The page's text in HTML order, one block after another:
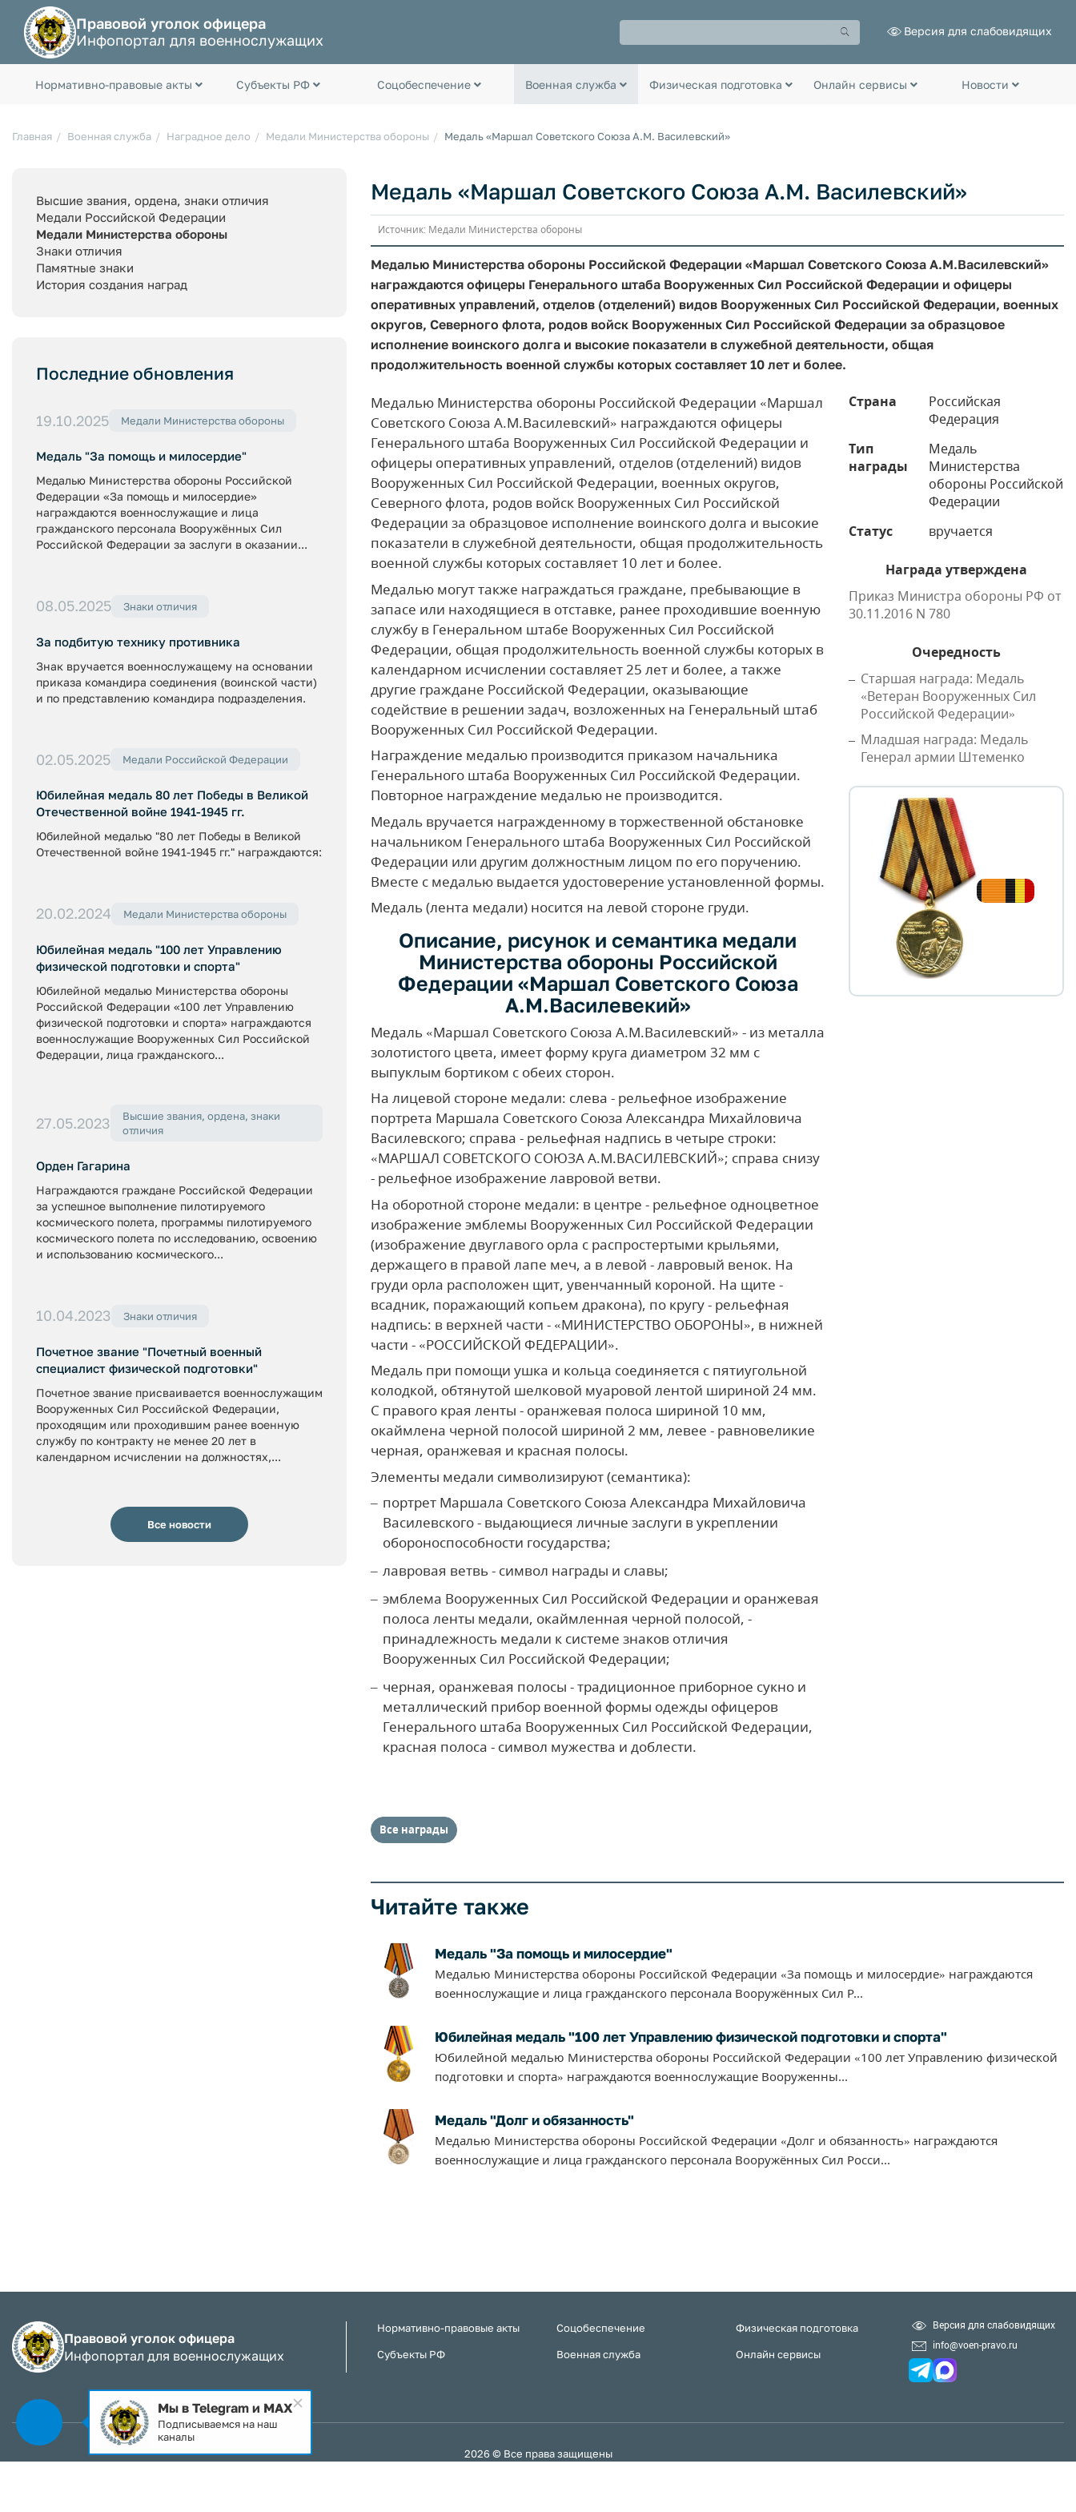
Правовой уголок офицера
Инфопортал для военнослужащих
Версия для слабовидящих
Нормативно-правовые акты Субъекты РФ Соцобеспечение Военная служба Физическая подготовка Онлайн сервисы Новости
Главная Военная служба Наградное дело Медали Министерства обороны Медаль «Маршал Советского Союза А.М. Василевский»
Высшие звания, ордена, знаки отличия
Медали Российской Федерации
Медали Министерства обороны
Знаки отличия
Памятные знаки
История создания наград
Последние обновления
19.10.2025 Медали Министерства обороны
Медаль "За помощь и милосердие"
Медалью Министерства обороны Российской
Федерации «За помощь и милосердие»
награждаются военнослужащие и лица
гражданского персонала Вооружённых Сил
Российской Федерации за заслуги в оказании...
08.05.2025 Знаки отличия
За подбитую технику противника
Знак вручается военнослужащему на основании
приказа командира соединения (воинской части)
и по представлению командира подразделения.
02.05.2025 Медали Российской Федерации
Юбилейная медаль 80 лет Победы в Великой
Отечественной войне 1941-1945 гг.
Юбилейной медалью "80 лет Победы в Великой
Отечественной войне 1941-1945 гг." награждаются:
20.02.2024 Медали Министерства обороны
Юбилейная медаль "100 лет Управлению
физической подготовки и спорта"
Юбилейной медалью Министерства обороны
Российской Федерации «100 лет Управлению
физической подготовки и спорта» награждаются
военнослужащие Вооруженных Сил Российской
Федерации, лица гражданского...
27.05.2023
Высшие звания, ордена, знаки
отличия
Орден Гагарина
Награждаются граждане Российской Федерации
за успешное выполнение пилотируемого
космического полета, программы пилотируемого
космического полета по исследованию, освоению
и использованию космического...
10.04.2023 Знаки отличия
Почетное звание "Почетный военный
специалист физической подготовки"
Почетное звание присваивается военнослужащим
Вооруженных Сил Российской Федерации,
проходящим или проходившим ранее военную
службу по контракту не менее 20 лет в
календарном исчислении на должностях,...
Все новости
Медаль «Маршал Советского Союза А.М. Василевский»
Источник: Медали Министерства обороны
Медалью Министерства обороны Российской Федерации «Маршал Советского Союза А.М.Василевский»
награждаются офицеры Генерального штаба Вооруженных Сил Российской Федерации и офицеры
оперативных управлений, отделов (отделений) видов Вооруженных Сил Российской Федерации, военных
округов, Северного флота, родов войск Вооруженных Сил Российской Федерации за образцовое
исполнение воинского долга и высокие показатели в служебной деятельности, общая
продолжительность военной службы которых составляет 10 лет и более.
Медалью Министерства обороны Российской Федерации «Маршал
Советского Союза А.М.Василевский» награждаются офицеры
Генерального штаба Вооруженных Сил Российской Федерации и
офицеры оперативных управлений, отделов (отделений) видов
Вооруженных Сил Российской Федерации, военных округов,
Северного флота, родов войск Вооруженных Сил Российской
Федерации за образцовое исполнение воинского долга и высокие
показатели в служебной деятельности, общая продолжительность
военной службы которых составляет 10 лет и более.
Медалью могут также награждаться граждане, пребывающие в
запасе или находящиеся в отставке, ранее проходившие военную
службу в Генеральном штабе Вооруженных Сил Российской
Федерации, общая продолжительность военной службы которых в
календарном исчислении составляет 25 лет и более, а также
другие граждане Российской Федерации, оказывающие
содействие в решении задач, возложенных на Генеральный штаб
Вооруженных Сил Российской Федерации.
Награждение медалью производится приказом начальника
Генерального штаба Вооруженных Сил Российской Федерации.
Повторное награждение медалью не производится.
Медаль вручается награжденному в торжественной обстановке
начальником Генерального штаба Вооруженных Сил Российской
Федерации или другим должностным лицом по его поручению.
Вместе с медалью выдается удостоверение установленной формы.
Медаль (лента медали) носится на левой стороне груди.
Описание, рисунок и семантика медали
Министерства обороны Российской
Федерации «Маршал Советского Союза
А.М.Василевекий»
Медаль «Маршал Советского Союза А.М.Василевский» - из металла
золотистого цвета, имеет форму круга диаметром 32 мм с
выпуклым бортиком с обеих сторон.
На лицевой стороне медали: слева - рельефное изображение
портрета Маршала Советского Союза Александра Михайловича
Василевского; справа - рельефная надпись в четыре строки:
«МАРШАЛ СОВЕТСКОГО СОЮЗА А.М.ВАСИЛЕВСКИЙ»; справа снизу
- рельефное изображение лавровой ветви.
На оборотной стороне медали: в центре - рельефное одноцветное
изображение эмблемы Вооруженных Сил Российской Федерации
(изображение двуглавого орла с распростертыми крыльями,
держащего в правой лапе меч, а в левой - лавровый венок. На
груди орла расположен щит, увенчанный короной. На щите -
всадник, поражающий копьем дракона), по кругу - рельефная
надпись: в верхней части - «МИНИСТЕРСТВО ОБОРОНЫ», в нижней
части - «РОССИЙСКОЙ ФЕДЕРАЦИИ».
Медаль при помощи ушка и кольца соединяется с пятиугольной
колодкой, обтянутой шелковой муаровой лентой шириной 24 мм.
С правого края ленты - оранжевая полоса шириной 10 мм,
окаймлена черной полосой шириной 2 мм, левее - равновеликие
черная, оранжевая и красная полосы.
Элементы медали символизируют (семантика):
портрет Маршала Советского Союза Александра Михайловича
Василевского - выдающиеся личные заслуги в укреплении
обороноспособности государства;
лавровая ветвь - символ награды и славы;
эмблема Вооруженных Сил Российской Федерации и оранжевая
полоса ленты медали, окаймленная черной полосой, -
принадлежность медали к системе знаков отличия
Вооруженных Сил Российской Федерации;
черная, оранжевая полосы - традиционное приборное сукно и
металлический прибор военной формы одежды офицеров
Генерального штаба Вооруженных Сил Российской Федерации,
красная полоса - символ мужества и доблести.
Страна
Российская
Федерация
Тип
награды
Медаль
Министерства
обороны Российской
Федерации
Статус
вручается
Награда утверждена
Приказ Министра обороны РФ от
30.11.2016 N 780
Очередность
Старшая награда: Медаль
«Ветеран Вооруженных Сил
Российской Федерации»
Младшая награда: Медаль
Генерал армии Штеменко
Все награды
Читайте также
Медаль "За помощь и милосердие"
Медалью Министерства обороны Российской Федерации «За помощь и милосердие» награждаются
военнослужащие и лица гражданского персонала Вооружённых Сил Р...
Юбилейная медаль "100 лет Управлению физической подготовки и спорта"
Юбилейной медалью Министерства обороны Российской Федерации «100 лет Управлению физической
подготовки и спорта» награждаются военнослужащие Вооруженны...
Медаль "Долг и обязанность"
Медалью Министерства обороны Российской Федерации «Долг и обязанность» награждаются
военнослужащие и лица гражданского персонала Вооружённых Сил Росси...
Правовой уголок офицера
Инфопортал для военнослужащих
Нормативно-правовые акты Соцобеспечение Физическая подготовка
Субъекты РФ Военная служба Онлайн сервисы
Версия для слабовидящих
info@voen-pravo.ru
2026 © Все права защищены
Мы в Telegram и MAX
Подписываемся на наш
каналы